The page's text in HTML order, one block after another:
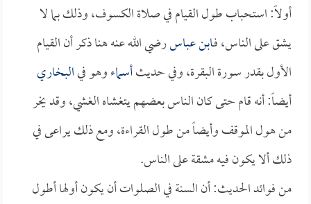
أولاً: استحباب طول القيام في صلاة الكسوف، وذلك بما لا
يشق على الناس، فـابن عباسرضي الله عنه هنا ذكر أن القيام
الأول بقدر سورة البقرة، وفي حديثأسماءوهو فيالبخاري
أيضاً: أنه قام حتى كان الناس بعضهم يتغشاه الغشي، وقد يخر
من هول الموقف وأيضاً من طول القراءة، ومع ذلك يراعى في
ذلك ألا يكون فيه مشقة على الناس.
من فوائد الحديث: أن السنة في الصلوات أن يكون أولها أطول